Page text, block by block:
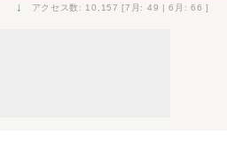
↓ アクセス数: 10,157 [7月: 49 | 6月: 66 ]